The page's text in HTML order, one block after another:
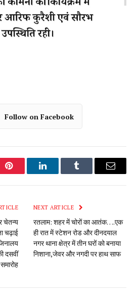
Follow on Facebook
Pinterest LinkedInTumblr Email
चेतन्य
चढ़ाई
दसवीं
NEXT ARTICLE
रतलाम: शहर में चोरों का आतंक….एक
ही रात में स्टेशन रोड और दीनदयाल
नगर थाना क्षेत्र में तीन घरों को बनाया
निशाना,जेवर और नगदी पर हाथ साफ